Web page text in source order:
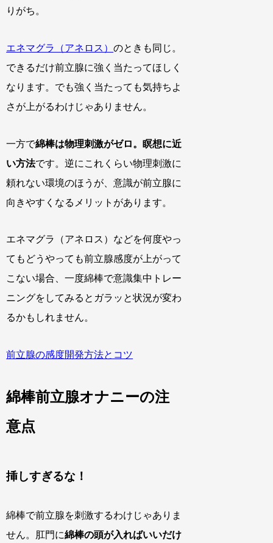
りがち。
エネマグラ（アネロス）のときも同じ。
できるだけ前立腺に強く当たってほしく
なります。でも強く当たっても気持ちよ
さが上がるわけじゃありません。
一方で綿棒は物理刺激がゼロ。瞑想に近
い方法です。逆にこれくらい物理刺激に
頼れない環境のほうが、意識が前立腺に
向きやすくなるメリットがあります。
エネマグラ（アネロス）などを何度やっ
てもどうやっても前立腺感度が上がって
こない場合、一度綿棒で意識集中トレー
ニングをしてみるとガラッと状況が変わ
るかもしれません。
前立腺の感度開発方法とコツ
綿棒前立腺オナニーの注
意点
挿しすぎるな！
綿棒で前立腺を刺激するわけじゃありま
せん。肛門に綿棒の頭が入ればいいだけ